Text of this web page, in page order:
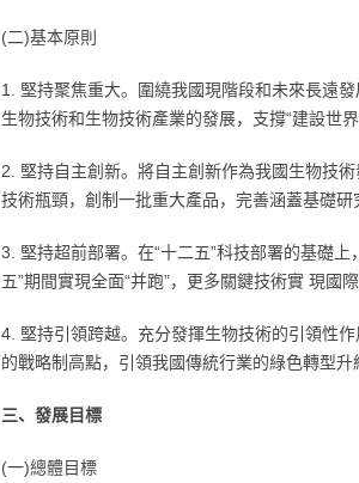
(二)基本原則
1. 堅持聚焦重大。圍繞我國現階段和未來長遠
生物技術和生物技術產業的發展，支撐“建設世
2. 堅持自主創新。將自主創新作為我國生物技
技術瓶頸，創制一批重大產品，完善涵蓋基礎
3. 堅持超前部署。在“十二五”科技部署的基礎
五”期間實現全面“并跑”，更多關鍵技術實 現國際
4. 堅持引領跨越。充分發揮生物技術的引領性
的戰略制高點，引領我國傳統行業的綠色轉型
三、發展目標
(一)總體目標